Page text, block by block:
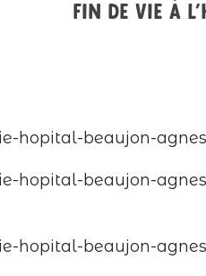
Fin de vie à